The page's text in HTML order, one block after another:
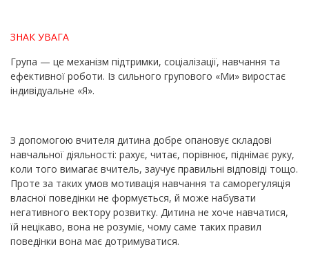
ЗНАК УВАГА
Група — це механізм підтримки, соціалізації, навчання та
ефективної роботи. Із сильного групового «Ми» виростає
індивідуальне «Я».
З допомогою вчителя дитина добре опановує складові
навчальної діяльності: рахує, читає, порівнює, піднімає руку,
коли того вимагає вчитель, заучує правильні відповіді тощо.
Проте за таких умов мотивація навчання та саморегуляція
власної поведінки не формується, й може набувати
негативного вектору розвитку. Дитина не хоче навчатися,
їй нецікаво, вона не розуміє, чому саме таких правил
поведінки вона має дотримуватися.